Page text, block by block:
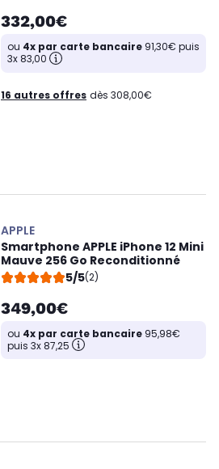
332,00€
ou 4x par carte bancaire 91,30€ puis
3x 83,00
16 autres offres dès 308,00€
APPLE
Smartphone APPLE iPhone 12 Mini
Mauve 256 Go Reconditionné
5/5(2)
349,00€
ou 4x par carte bancaire 95,98€
puis 3x 87,25